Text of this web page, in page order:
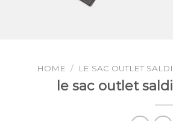
HOME / LE SAC OUTLET SALDI
le sac outlet saldi